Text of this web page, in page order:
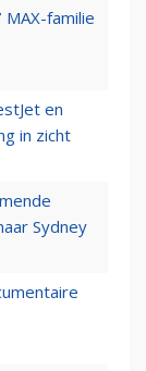
familie
en
in zicht
Sydney